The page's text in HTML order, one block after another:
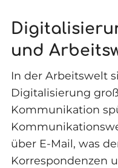
und
In der Arbeitswelt
Digitalisierung
Kommunikation
über E-Mail, was
Korrespondenzen